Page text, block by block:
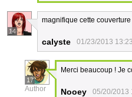
14
magnifique cette couverture
calyste 01/23/2013
17
Author
Merci beaucoup ! Je
Nooey 05/20/2013